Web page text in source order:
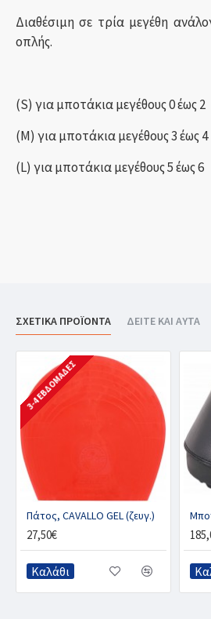
Διαθέσιμη σε τρία μεγέθη
οπλής.
(S) για μποτάκια μεγέθους 0 έως 2
(M) για μποτάκια μεγέθους 3 έως 4
(L) για μποτάκια μεγέθους 5 έως 6
ΣΧΕΤΙΚΑ ΠΡΟΪΟΝΤΑ ΔΕΙΤΕ ΚΑΙ ΑΥΤΑ
3-4 ΕΒΔΟΜΆΔΕΣ
Πάτος, CAVALLO GEL (ζευγ.)
27,50€
Καλάθι